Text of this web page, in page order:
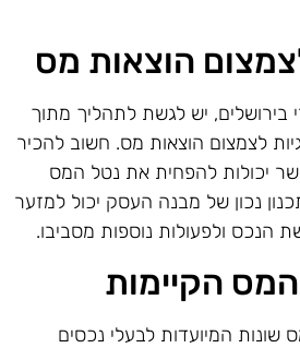
הוצאות מס
יש לגשת לתהליך מתוך
לצמצום הוצאות מס. חשוב להכיר
יכולות להפחית את נטל המס
נכון של מבנה העסק יכול למזער
הנכס ולפעולות נוספות מסביבו.
הקיימות
המיועדות לבעלי נכסים